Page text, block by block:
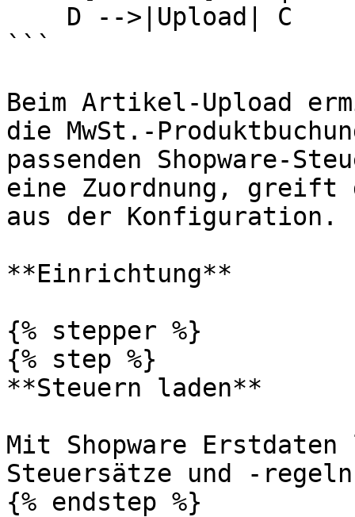
```
Beim Artikel-Upload
die MwSt.-
passenden Shopware-
eine Zuordnung, greift
aus der Konfiguration.
**Einrichtung**
{% stepper %}
{% step %}
**Steuern laden**
Mit Shopware Erstdaten
Steuersätze und -
{% endstep %}